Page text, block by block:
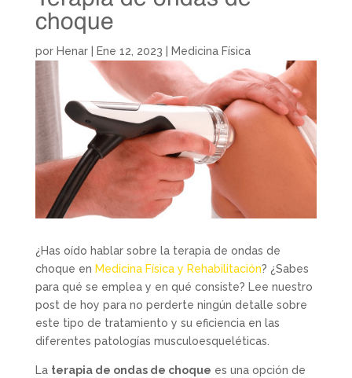
choque
por Henar| Ene 12, 2023 | Medicina Física
¿Has oído hablar sobre la terapia de ondas de
choque en Medicina Física y Rehabilitación? ¿Sabes
para qué se emplea y en qué consiste? Lee nuestro
post de hoy para no perderte ningún detalle sobre
este tipo de tratamiento y su eficiencia en las
diferentes patologías musculoesqueléticas.
La terapia de ondas de choque es una opción de